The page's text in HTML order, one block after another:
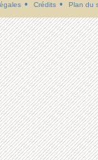
Crédits Plan du